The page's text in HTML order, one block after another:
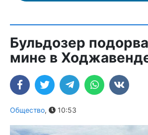
Бульдозер
мине в
Общество, 10:53